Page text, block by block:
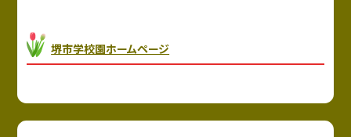
堺市学校園ホームページ